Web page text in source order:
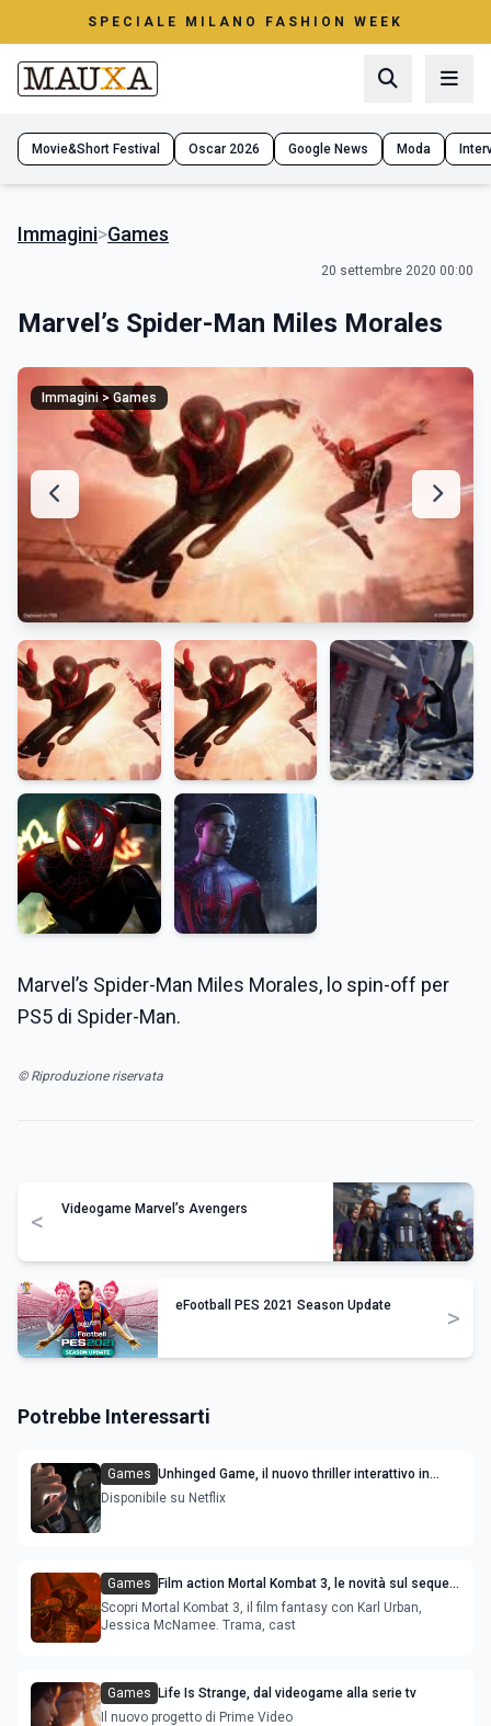
SPECIALE MILANO FASHION WEEK
Movie&Short Festival Oscar 2026 Google News Moda
Immagini>Games
20 settembre 2020 00:00
Marvel’s Spider-Man Miles Morales
Immagini > Games
Marvel’s Spider-Man Miles Morales, lo spin-off per
PS5 di Spider-Man.
© Riproduzione riservata
< Videogame Marvel’s Avengers
eFootball PES 2021 Season Update >
Potrebbe Interessarti
Games Unhinged Game, il nuovo thriller interattivo in
uscita streaming: come si gioca
Disponibile su Netflix
Games
Film action Mortal Kombat 3, le novità sul sequel
- trama
Scopri Mortal Kombat 3, il film fantasy con Karl Urban,
Jessica McNamee. Trama, cast
Games
Life Is Strange, dal videogame alla serie tv
Il nuovo progetto di Prime Video